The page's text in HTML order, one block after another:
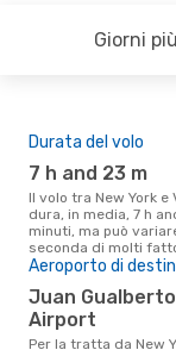
Giorni
Durata del volo
7 h and 23 m
Il volo tra New York e Varadero
dura, in media, 7 h
minuti, ma può
seconda di molti
Aeroporto di
Juan Gualberto Gomez
Airport
Per la tratta da New York a